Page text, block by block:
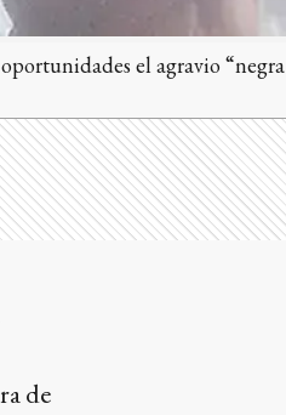
el agravio “negra
de